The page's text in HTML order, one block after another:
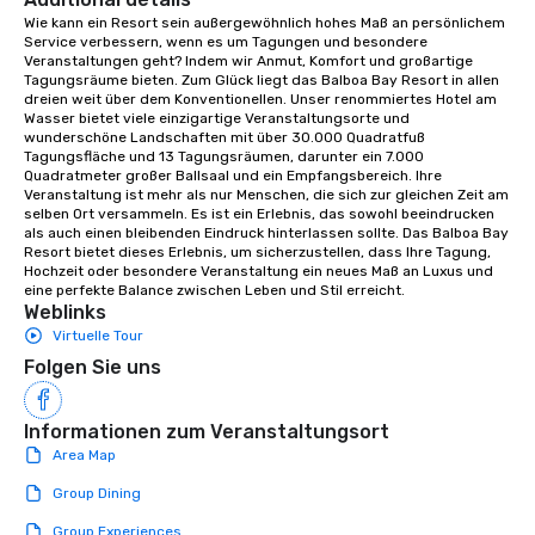
aesthetic excellence of your venue. ►
Bespoke Curation: From solo "Noir"
pianists to full "Big Band" Pop Nouveau
orchestras. Versatile Repertoire: A
library of hundreds of modern hits
rearranged with syncopation, swing,
and soul. ► Visual Sophistication: Our
performers reflect the "Nouveau"
aesthetic—classic elegance with a
modern edge. By choosing Pop
Nouveau Jazz, you aren't just booking
a band; you are securing an
immersive experience. We specialize
the music is sophisticated enough for
cocktails and conversation, yet
infectious enough to keep guests
engaged and energized throughout
decades of experience performing at
weddings all over the planet! We are
Wie kann ein Resort sein außergewöhnlich hohes Maß an persönlichem
Service verbessern, wenn es um Tagungen und besondere
Veranstaltungen geht? Indem wir Anmut, Komfort und großartige
Tagungsräume bieten. Zum Glück liegt das Balboa Bay Resort in allen
dreien weit über dem Konventionellen. Unser renommiertes Hotel am
Wasser bietet viele einzigartige Veranstaltungsorte und
wunderschöne Landschaften mit über 30.000 Quadratfuß
Tagungsfläche und 13 Tagungsräumen, darunter ein 7.000
Quadratmeter großer Ballsaal und ein Empfangsbereich. Ihre
Veranstaltung ist mehr als nur Menschen, die sich zur gleichen Zeit am
selben Ort versammeln. Es ist ein Erlebnis, das sowohl beeindrucken
als auch einen bleibenden Eindruck hinterlassen sollte. Das Balboa Bay
Resort bietet dieses Erlebnis, um sicherzustellen, dass Ihre Tagung,
Hochzeit oder besondere Veranstaltung ein neues Maß an Luxus und
eine perfekte Balance zwischen Leben und Stil erreicht.
Weblinks
Virtuelle Tour
Folgen Sie uns
Informationen zum Veranstaltungsort
Area Map
Group Dining